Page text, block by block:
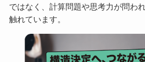
ではなく、計算問題や思考力が問わ
触れています。